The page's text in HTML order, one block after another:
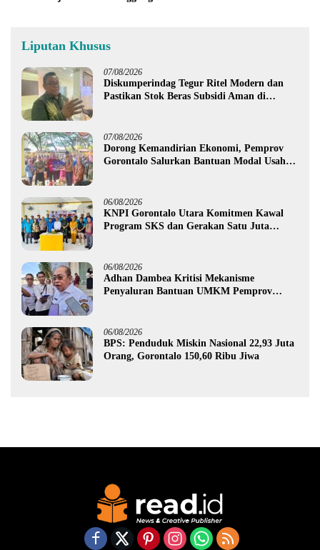
Liputan Khusus
07/08/2026
Diskumperindag Tegur Ritel Modern dan
Pastikan Stok Beras Subsidi Aman di
07/08/2026
Dorong Kemandirian Ekonomi, Pemprov
Gorontalo Salurkan Bantuan Modal Usaha
06/08/2026
KNPI Gorontalo Utara Komitmen Kawal
Program SKS dan Gerakan Satu Juta
06/08/2026
Adhan Dambea Kritisi Mekanisme
Penyaluran Bantuan UMKM Pemprov
06/08/2026
BPS: Penduduk Miskin Nasional 22,93 Juta
Orang, Gorontalo 150,60 Ribu Jiwa